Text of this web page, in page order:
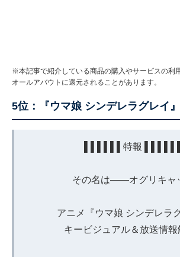
※本記事で紹介している商品の購入やサービスの利
オールアバウトに還元されることがあります。
5位：『ウマ娘 シンデレラグレイ
▌▌▌▌▌▌特報 ▌▌▌▌▌▌
その名は——オグリキャ
アニメ『ウマ娘 シンデレラ
キービジュアル＆放送情報